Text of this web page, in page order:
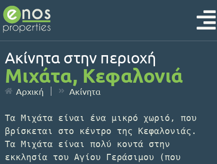
Ακίνητα στην περιοχή
Μιχάτα, Κεφαλονιά
Αρχική Ακίνητα
Τα Μιχάτα είναι ένα μικρό χωριό, που
βρίσκεται στο κέντρο της Κεφαλονιάς.
Τα Μιχάτα είναι πολύ κοντά στην
εκκλησία του Αγίου Γεράσιμου (που